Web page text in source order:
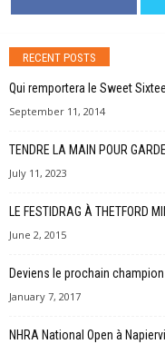
RECENT POSTS
Qui remportera le Sweet
September 11, 2014
TENDRE LA MAIN POUR
July 11, 2023
LE FESTIDRAG À THETFORD
June 2, 2015
Deviens le prochain
January 7, 2017
NHRA National Open à